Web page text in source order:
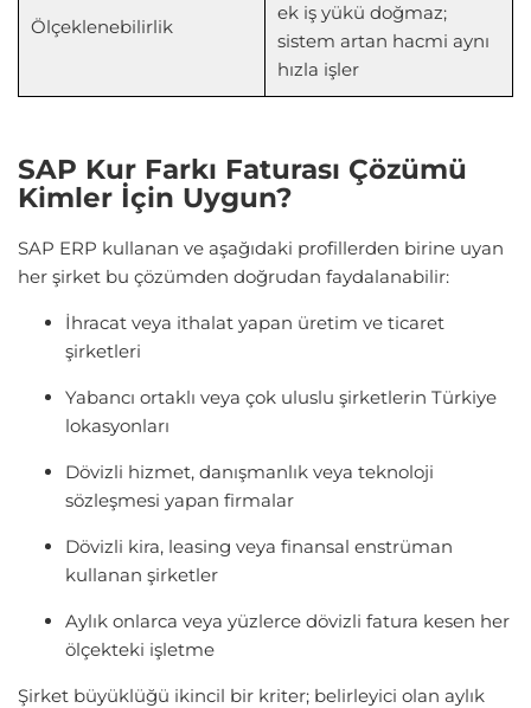
Ölçeklenebilirlik
ek iş yükü doğmaz;
sistem artan hacmi aynı
hızla işler
SAP Kur Farkı Faturası Çözümü
Kimler İçin Uygun?
SAP ERP kullanan ve aşağıdaki profillerden birine uyan
her şirket bu çözümden doğrudan faydalanabilir:
İhracat veya ithalat yapan üretim ve ticaret
şirketleri
Yabancı ortaklı veya çok uluslu şirketlerin Türkiye
lokasyonları
Dövizli hizmet, danışmanlık veya teknoloji
sözleşmesi yapan firmalar
Dövizli kira, leasing veya finansal enstrüman
kullanan şirketler
Aylık onlarca veya yüzlerce dövizli fatura kesen her
ölçekteki işletme
Şirket büyüklüğü ikincil bir kriter; belirleyici olan aylık